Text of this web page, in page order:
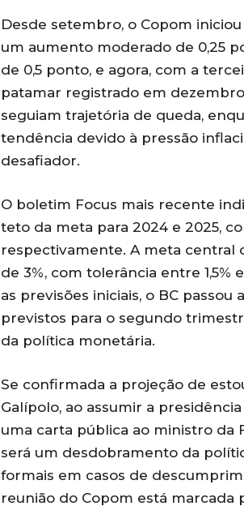
Desde setembro, o Copom
um aumento moderado de 0,25
de 0,5 ponto, e agora, com a
patamar registrado em
seguiam trajetória de queda,
tendência devido à pressão
desafiador.
O boletim Focus mais recente
teto da meta para 2024 e 2025,
respectivamente. A meta central
de 3%, com tolerância entre 1,5%
as previsões iniciais, o BC
previstos para o segundo
da política monetária.
Se confirmada a projeção de
Galípolo, ao assumir a
uma carta pública ao ministro da
será um desdobramento da
formais em casos de
reunião do Copom está marcada